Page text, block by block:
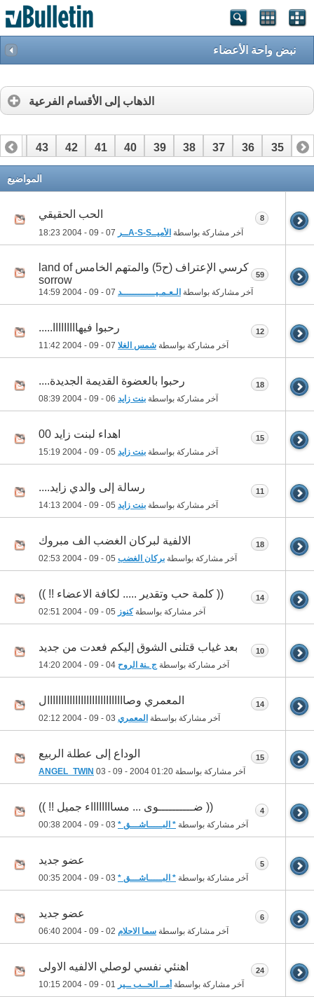
نبض واحة الأعضاء
الذهاب إلى الأقسام الفرعية
34
35
36
37
38
39
40
41
42
43
44
63
64
المواضيع
الحب الحقيقي
آخر مشاركة بواسطة الأميــA-S-Sــر 18:23
8
كرسي الإعتراف (ح5) والمتهم الخامس land of
sorrow
آخر مشاركة بواسطة الـعـمـيــــــــــــد 14:59
59
رحبوا فيهااااااااا.....
آخر مشاركة بواسطة شمس الغلا 11:42
12
رحبوا بالعضوة القديمة الجديدة....
آخر مشاركة بواسطة بنت زايد 08:39
18
اهداء لبنت زايد 00
آخر مشاركة بواسطة بنت زايد 15:19
15
رسالة إلى والدي زايد....
آخر مشاركة بواسطة بنت زايد 14:13
11
الالفية لبركان الغضب الف مبروك
آخر مشاركة بواسطة بركان الغضب 02:53
18
(( كلمة حب وتقدير ..... لكافة الاعضاء !! ))
آخر مشاركة بواسطةكنوز 02:51
14
بعد غياب قتلنى الشوق إليكم فعدت من جديد
آخر مشاركة بواسطة ج ـنة الروح 14:20
10
المعمري وصاااااااااااااااااااااااااااال
آخر مشاركة بواسطة المعمري 02:12
14
الوداع إلى عطلة الربيع
آخر مشاركة بواسطة ANGEL_TWIN 03 - 09 - 2004 01:20
15
(( ضــــــــــوى ... مسااااااااء جميل !! ))
آخر مشاركة بواسطة * البـــــاشـــق * 00:38
4
عضو جديد
آخر مشاركة بواسطة * البـــــاشـــق * 00:35
5
عضو جديد
آخر مشاركة بواسطة سما الاحلام 06:40
6
اهنئي نفسي لوصلي الالفيه الاولى
آخر مشاركة بواسطة أمــ الحــب ــير 10:15
24